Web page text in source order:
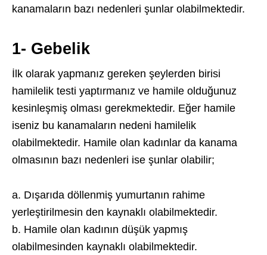
kanamaların bazı nedenleri şunlar olabilmektedir.
1- Gebelik
İlk olarak yapmanız gereken şeylerden birisi
hamilelik testi yaptırmanız ve hamile olduğunuz
kesinleşmiş olması gerekmektedir. Eğer hamile
iseniz bu kanamaların nedeni hamilelik
olabilmektedir. Hamile olan kadınlar da kanama
olmasının bazı nedenleri ise şunlar olabilir;
a. Dışarıda döllenmiş yumurtanın rahime
yerleştirilmesin den kaynaklı olabilmektedir.
b. Hamile olan kadının düşük yapmış
olabilmesinden kaynaklı olabilmektedir.